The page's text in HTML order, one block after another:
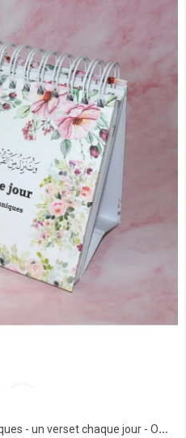
365 rappels et sagesses coraniques - un verset chaque jour - Orientica